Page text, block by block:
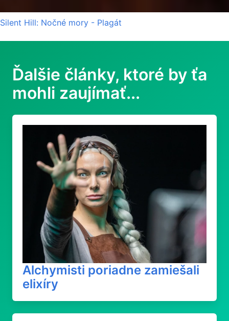
Silent Hill: Nočné mory - Plagát
Ďalšie články, ktoré by ťa
mohli zaujímať...
Alchymisti poriadne zamiešali
elixíry